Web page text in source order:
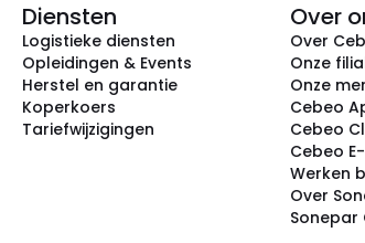
Diensten
Logistieke diensten
Opleidingen & Events
Herstel en garantie
Koperkoers
Tariefwijzigingen
Over
Over
Onze
Onze
Cebeo
Cebeo
Cebeo
Werken
Over
Sonepar